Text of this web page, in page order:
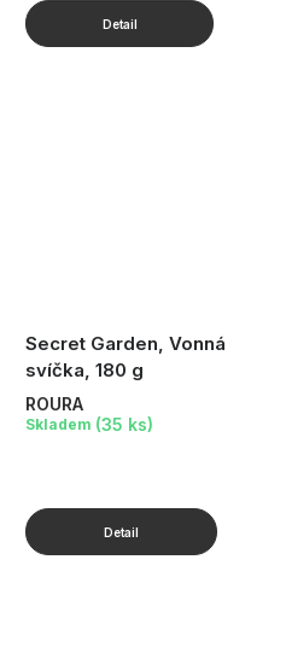
Secret Garden, Vonná
svíčka, 180 g
ROURA
Skladem (35 ks)